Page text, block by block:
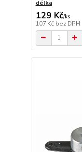
délka
129 Kč/ks
107 Kč bez DPH